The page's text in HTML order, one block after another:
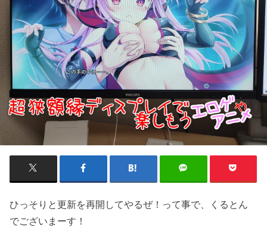
ひっそりと更新を再開してやるぜ！って事で、くるとん
でございまーす！